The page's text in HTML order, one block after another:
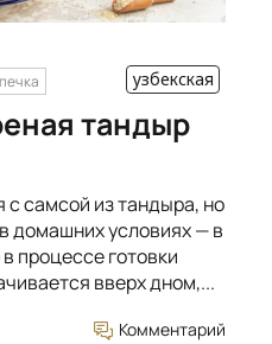
узбекская
тандыр
с самсой из тандыра, но
домашних условиях — в
процессе готовки
вверх дном,...
Комментарий